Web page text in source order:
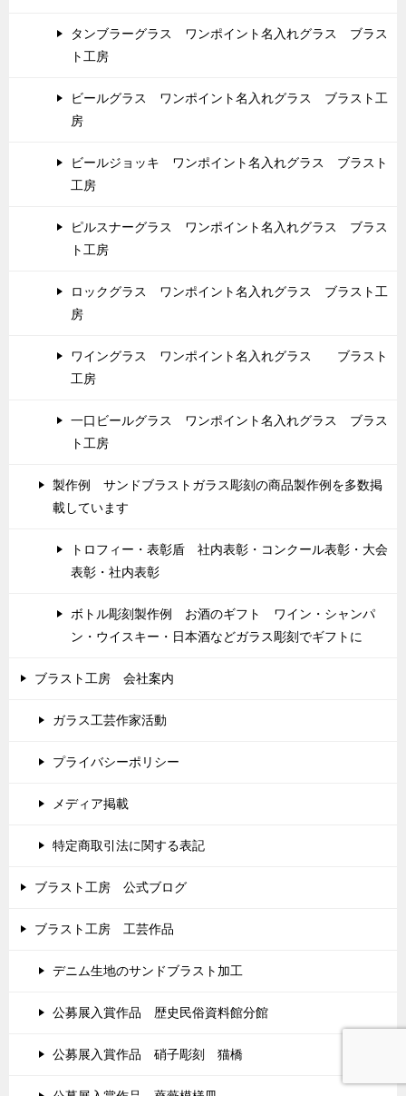
タンブラーグラス ワンポイント名入れグラス ブラス
ト工房
ビールグラス ワンポイント名入れグラス ブラスト工
房
ビールジョッキ ワンポイント名入れグラス ブラスト
工房
ピルスナーグラス ワンポイント名入れグラス ブラス
ト工房
ロックグラス ワンポイント名入れグラス ブラスト工
房
ワイングラス ワンポイント名入れグラス ブラスト
工房
一口ビールグラス ワンポイント名入れグラス ブラス
ト工房
製作例 サンドブラストガラス彫刻の商品製作例を多数掲
載しています
トロフィー・表彰盾 社内表彰・コンクール表彰・大会
表彰・社内表彰
ボトル彫刻製作例 お酒のギフト ワイン・シャンパ
ン・ウイスキー・日本酒などガラス彫刻でギフトに
ブラスト工房 会社案内
ガラス工芸作家活動
プライバシーポリシー
メディア掲載
特定商取引法に関する表記
ブラスト工房 公式ブログ
ブラスト工房 工芸作品
デニム生地のサンドブラスト加工
公募展入賞作品 歴史民俗資料館分館
公募展入賞作品 硝子彫刻 猫橋